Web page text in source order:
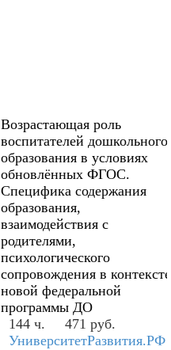
Возрастающая роль
воспитателей дошкольного
образования в условиях
обновлённых ФГОС.
Специфика содержания
образования,
взаимодействия с
родителями,
психологического
сопровождения в контексте
новой федеральной
программы ДО
144 ч.
471 руб.
УниверситетРазвития.РФ